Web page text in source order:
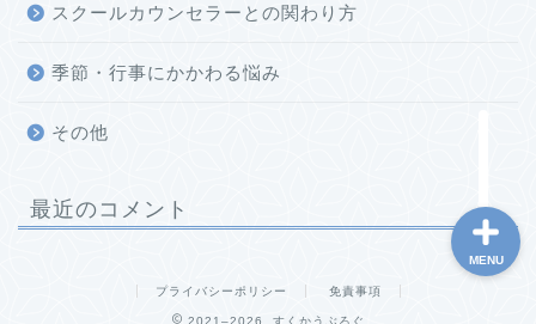
スクールカウンセラーとの関わり方
季節・行事にかかわる悩み
その他
最近のコメント
プライバシーポリシー 免責事項
2021–2026 すくかうぶろぐ
MENU
お問い合わせ